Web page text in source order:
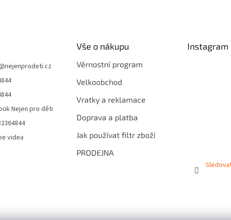
nejenprodeti.cz
Nejen pro děti
videa
Vše o nákupu
Věrnostní program
Velkoobchod
Vratky a reklamace
Doprava a platba
Jak používat filtr zboží
PRODEJNA
Instagram